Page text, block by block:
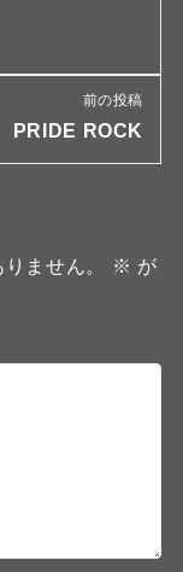
前の投稿
PRIDE ROCK
ません。 ※ が